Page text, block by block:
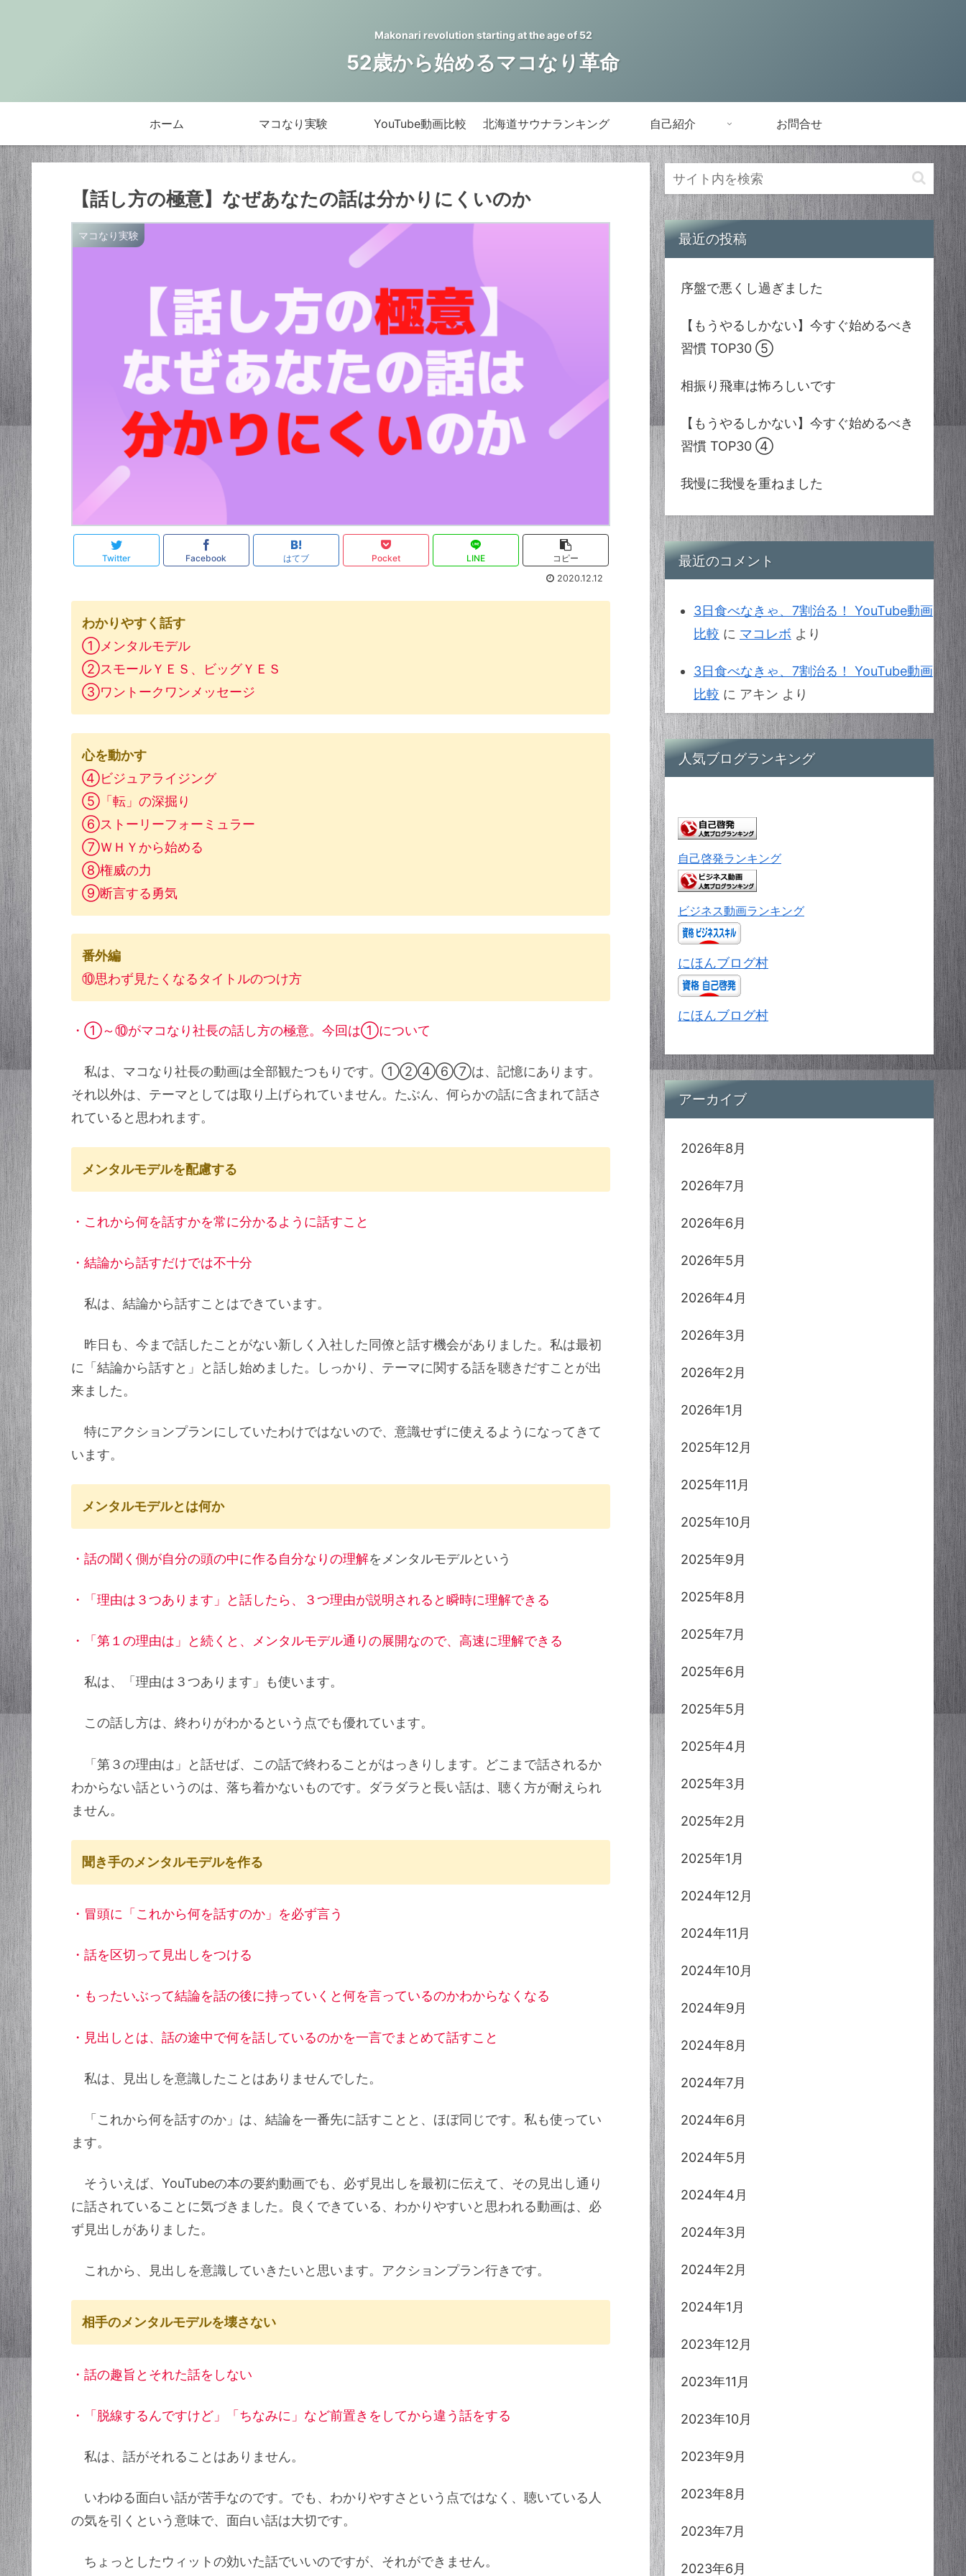
Makonari revolution starting at the age of 52
52歳から始めるマコなり革命
ホーム マコなり実験 YouTube動画比較 北海道サウナランキング 自己紹介 お問合せ
【話し方の極意】なぜあなたの話は分かりにくいのか
マコなり実験
Twitter Facebook はてブ Pocket LINE
コピー
2020.12.12
わかりやすく話す
①メンタルモデル
②スモールＹＥＳ、ビッグＹＥＳ
③ワントークワンメッセージ
心を動かす
④ビジュアライジング
⑤「転」の深掘り
⑥ストーリーフォーミュラー
⑦ＷＨＹから始める
⑧権威の力
⑨断言する勇気
番外編
⑩思わず見たくなるタイトルのつけ方
・①～⑩がマコなり社長の話し方の極意。今回は①について
私は、マコなり社長の動画は全部観たつもりです。①②④⑥⑦は、記憶にあります。
それ以外は、テーマとしては取り上げられていません。たぶん、何らかの話に含まれて話さ
れていると思われます。
メンタルモデルを配慮する
・これから何を話すかを常に分かるように話すこと
・結論から話すだけでは不十分
私は、結論から話すことはできています。
昨日も、今まで話したことがない新しく入社した同僚と話す機会がありました。私は最初
に「結論から話すと」と話し始めました。しっかり、テーマに関する話を聴きだすことが出
来ました。
特にアクションプランにしていたわけではないので、意識せずに使えるようになってきて
います。
メンタルモデルとは何か
・話の聞く側が自分の頭の中に作る自分なりの理解をメンタルモデルという
・「理由は３つあります」と話したら、３つ理由が説明されると瞬時に理解できる
・「第１の理由は」と続くと、メンタルモデル通りの展開なので、高速に理解できる
私は、「理由は３つあります」も使います。
この話し方は、終わりがわかるという点でも優れています。
「第３の理由は」と話せば、この話で終わることがはっきりします。どこまで話されるか
わからない話というのは、落ち着かないものです。ダラダラと長い話は、聴く方が耐えられ
ません。
聞き手のメンタルモデルを作る
・冒頭に「これから何を話すのか」を必ず言う
・話を区切って見出しをつける
・もったいぶって結論を話の後に持っていくと何を言っているのかわからなくなる
・見出しとは、話の途中で何を話しているのかを一言でまとめて話すこと
私は、見出しを意識したことはありませんでした。
「これから何を話すのか」は、結論を一番先に話すことと、ほぼ同じです。私も使ってい
ます。
そういえば、YouTubeの本の要約動画でも、必ず見出しを最初に伝えて、その見出し通り
に話されていることに気づきました。良くできている、わかりやすいと思われる動画は、必
ず見出しがありました。
これから、見出しを意識していきたいと思います。アクションプラン行きです。
相手のメンタルモデルを壊さない
・話の趣旨とそれた話をしない
・「脱線するんですけど」「ちなみに」など前置きをしてから違う話をする
私は、話がそれることはありません。
いわゆる面白い話が苦手なのです。でも、わかりやすさという点ではなく、聴いている人
の気を引くという意味で、面白い話は大切です。
ちょっとしたウィットの効いた話でいいのですが、それができません。
最近の投稿
序盤で悪くし過ぎました
【もうやるしかない】今すぐ始めるべき
習慣 TOP30 ⑤
相振り飛車は怖ろしいです
【もうやるしかない】今すぐ始めるべき
習慣 TOP30 ④
我慢に我慢を重ねました
最近のコメント
3日食べなきゃ、7割治る！ YouTube動画
比較 に マコレボ より
3日食べなきゃ、7割治る！ YouTube動画
比較 に アキン より
人気ブログランキング
自己啓発ランキング
ビジネス動画ランキング
にほんブログ村
にほんブログ村
アーカイブ
2026年8月
2026年7月
2026年6月
2026年5月
2026年4月
2026年3月
2026年2月
2026年1月
2025年12月
2025年11月
2025年10月
2025年9月
2025年8月
2025年7月
2025年6月
2025年5月
2025年4月
2025年3月
2025年2月
2025年1月
2024年12月
2024年11月
2024年10月
2024年9月
2024年8月
2024年7月
2024年6月
2024年5月
2024年4月
2024年3月
2024年2月
2024年1月
2023年12月
2023年11月
2023年10月
2023年9月
2023年8月
2023年7月
2023年6月